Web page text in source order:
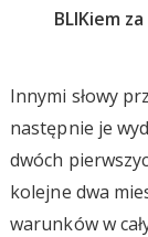
BLIKiem
Innymi słowy
następnie je
dwóch
kolejne dwa
warunków w